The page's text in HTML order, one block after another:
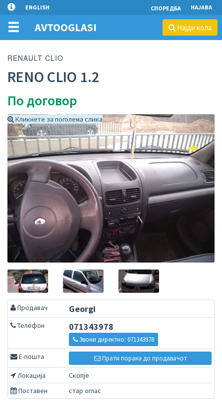
ENGLISH СПОРЕДБА НАЈАВА
AVTOOGLASI Најди кола
RENAULT CLIO
RENO CLIO 1.2
По договор
Кликнете за поголема слика
Продавач Georgi
Телефон 071343978
Звони директно: 071343978
Е-пошта Прати порака до продавачот
Локација
Скопје
Поставен
стар оглас